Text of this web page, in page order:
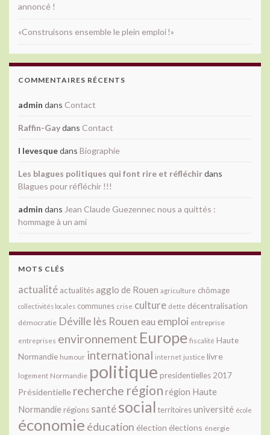
annoncé !
«Construisons ensemble le plein emploi !»
COMMENTAIRES RÉCENTS
admin dans Contact
Raffin-Gaydans Contact
l levesquedans Biographie
Les blagues politiques qui font rire et réfléchirdans
Blagues pour réfléchir !!!
admin dans Jean Claude Guezennec nous a quittés :
hommage à un ami
MOTS CLÉS
actualité actualitésagglo de Rouen agriculture chômage
collectivités locales communes crise culture dette décentralisation
démocratie Déville lès Rouen eau emploi entreprise
entreprises environnement Europe fiscalité Haute
Normandie humour international internet justice livre
logement Normandie politique presidentielles 2017
Présidentielle recherche région région Haute
Normandie régions santésocial territoiresuniversité école
économie éducation élection élections énergie